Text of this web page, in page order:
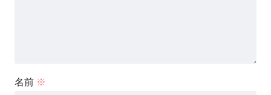
名前 ※